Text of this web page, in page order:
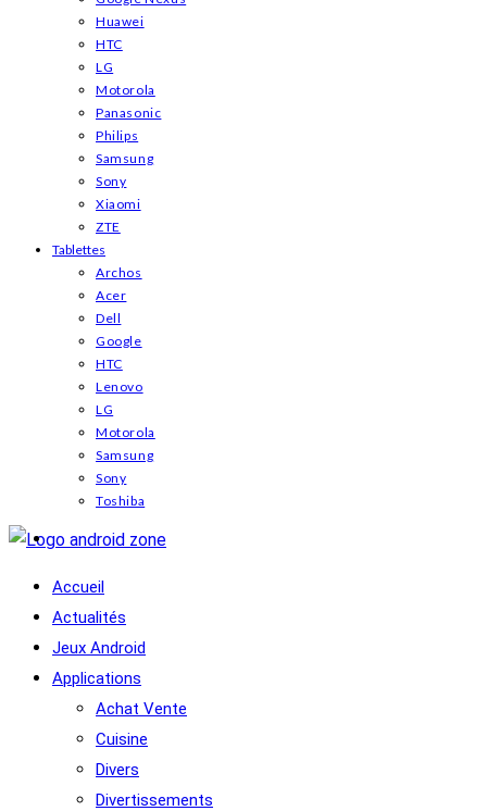
Huawei
HTC
LG
Motorola
Panasonic
Philips
Samsung
Sony
Xiaomi
ZTE
Tablettes
Archos
Acer
Dell
Google
HTC
Lenovo
LG
Motorola
Samsung
Sony
Toshiba
Accueil
Actualités
Jeux Android
Applications
Achat Vente
Cuisine
Divers
Divertissements